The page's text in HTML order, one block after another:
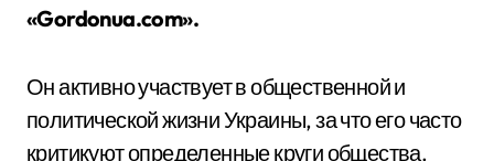
«Gordonua.com».
Он активно участвует в общественной и
политической жизни Украины, за что его часто
критикуют определенные круги общества.